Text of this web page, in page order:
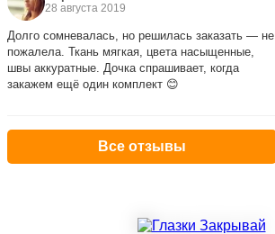
28 августа 2019
Долго сомневалась, но решилась заказать — не
пожалела. Ткань мягкая, цвета насыщенные,
швы аккуратные. Дочка спрашивает, когда
закажем ещё один комплект 😊
Все отзывы